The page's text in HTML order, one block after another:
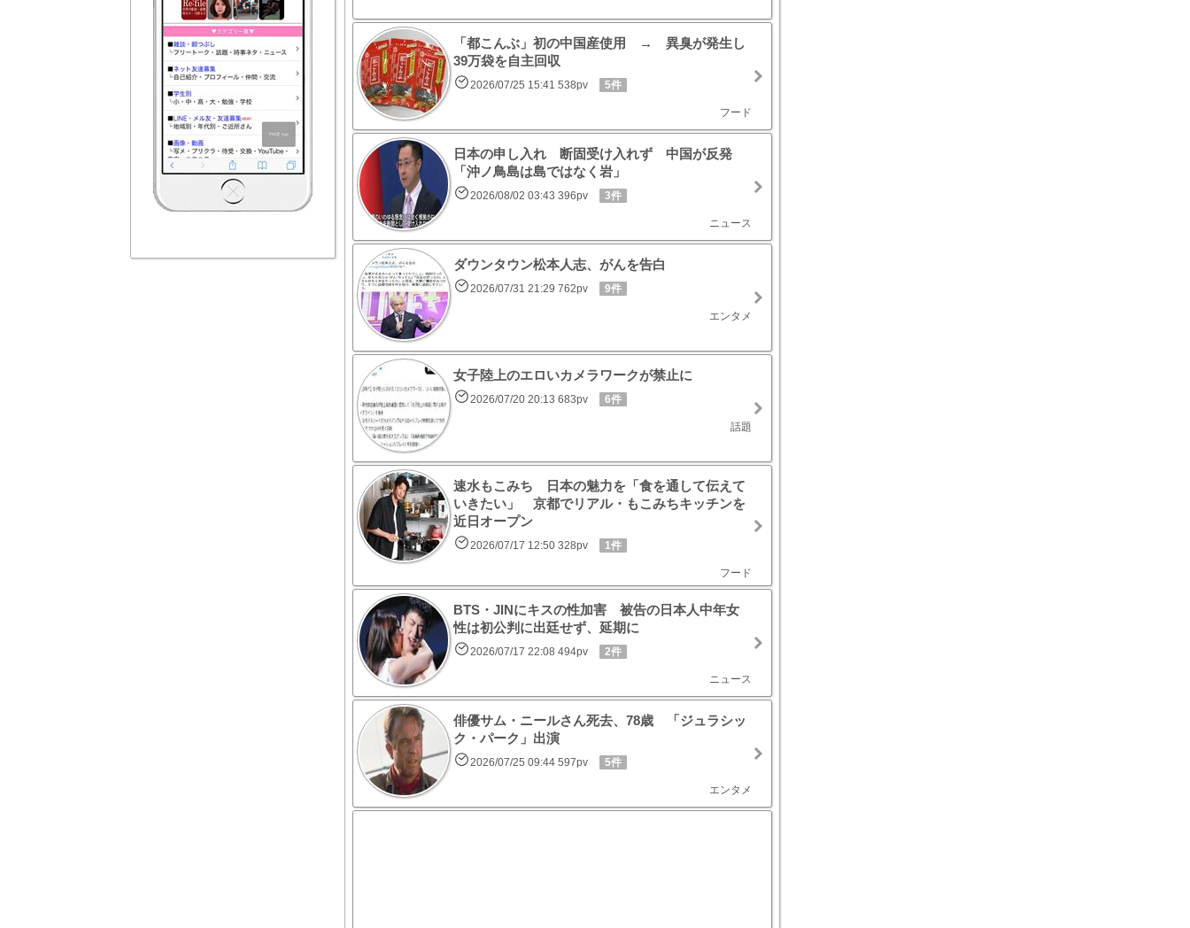
「都こんぶ」初の中国産使用 → 異臭が発生し
39万袋を自主回収
2026/07/25 15:41 538pv 5件
フード
日本の申し入れ 断固受け入れず 中国が反発
「沖ノ鳥島は島ではなく岩」
2026/08/02 03:43 396pv 3件
ニュース
ダウンタウン松本人志、がんを告白
2026/07/31 21:29 762pv 9件
エンタメ
女子陸上のエロいカメラワークが禁止に
2026/07/20 20:13 683pv 6件
話題
速水もこみち 日本の魅力を「食を通して伝えて
いきたい」 京都でリアル・もこみちキッチンを
近日オープン
2026/07/17 12:50 328pv 1件
フード
BTS・JINにキスの性加害 被告の日本人中年女
性は初公判に出廷せず、延期に
2026/07/17 22:08 494pv 2件
ニュース
俳優サム・ニールさん死去、78歳 「ジュラシッ
ク・パーク」出演
2026/07/25 09:44 597pv 5件
エンタメ